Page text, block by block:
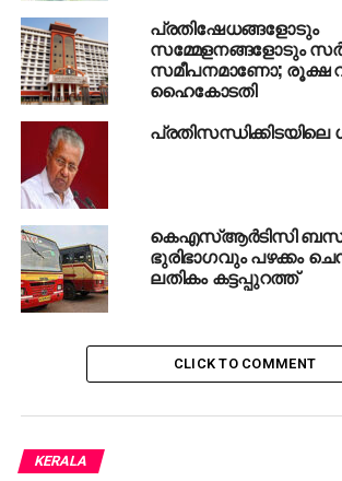
പ്രതിഷേധങ്ങളോടും
സമ്മേളനങ്ങളോടും
സമീപനമാണോ; രൂക്ഷ
ഹൈകോടതി
പ്രതിസന്ധിക്കിടയിലെ
കെഎസ്ആര്‍ടിസി
ഭുരിഭാഗവും പഴക്കം
ലതികം കട്ടപ്പുറത്ത്
CLICK TO COMMENT
KERALA